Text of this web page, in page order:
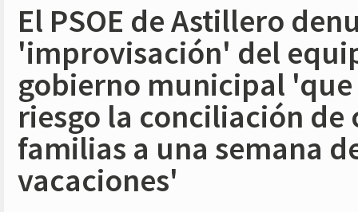
El PSOE de Astillero
'improvisación' del
gobierno municipal 'que
riesgo la conciliación de
familias a una semana
vacaciones'